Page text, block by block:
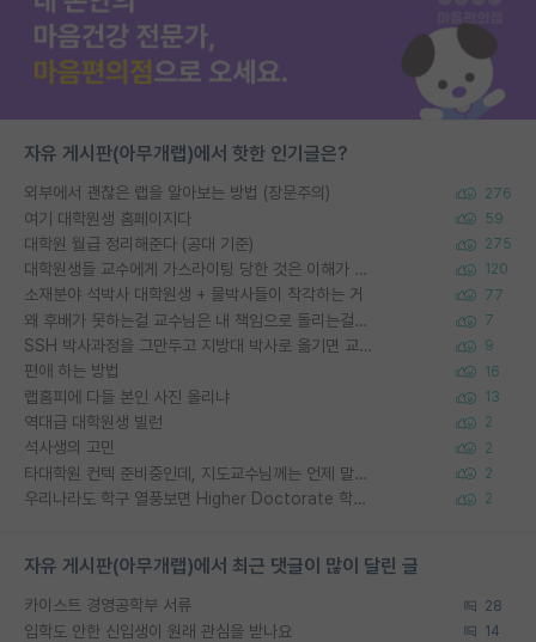
자유 게시판(아무개랩)에서 핫한 인기글은?
외부에서 괜찮은 랩을 알아보는 방법 (장문주의) 276
여기 대학원생 홈페이지다 59
대학원 월급 정리해준다 (공대 기준) 275
대학원생들 교수에게 가스라이팅 당한 것은 이해가 갑니다. 안타깝네요. 120
소재분야 석박사 대학원생 + 물박사들이 착각하는 거 77
왜 후배가 못하는걸 교수님은 내 책임으로 돌리는걸까요? 7
SSH 박사과정을 그만두고 지방대 박사로 옮기면 교수의 꿈은 끝일까요? 9
편애 하는 방법 16
랩홈피에 다들 본인 사진 올리냐 13
역대급 대학원생 빌런 2
석사생의 고민 2
타대학원 컨텍 준비중인데, 지도교수님께는 언제 말씀드려야 할까요? 2
우리나라도 학구 열풍보면 Higher Doctorate 학위가 필요하다고 봅니다. 2
자유 게시판(아무개랩)에서 최근 댓글이 많이 달린 글
카이스트 경영공학부 서류 28
입학도 안한 신입생이 원래 관심을 받나요 14